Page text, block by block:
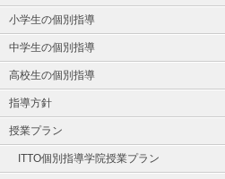
小学生の個別指導
中学生の個別指導
高校生の個別指導
指導方針
授業プラン
ITTO個別指導学院授業プラン